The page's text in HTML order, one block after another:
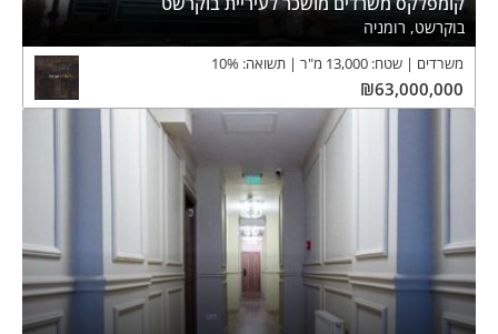
בוקרשט, רומניה
משרדים שטח: 13,000 מ"ר תשואה: 10%
₪63,000,000